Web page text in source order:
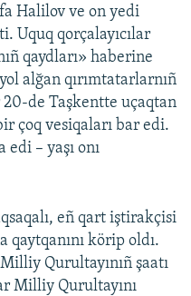
Halilov ve on yedi
Uquq qorçalayıcılar
qaydları» haberine
alğan qırımtatarlarnıñ
de Taşkentte uçaqtan
çoq vesiqaları bar edi.
edi – yaşı onı
eñ qart iştirakçisi
qaytqanını körip oldı.
Qurultayınıñ şaatı
Milliy Qurultayını